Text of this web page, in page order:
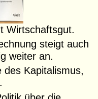
Wirtschaftsgut.
steigt auch
weiter an.
des Kapitalismus,